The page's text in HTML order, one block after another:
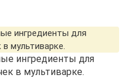
ингредиенты для
в мультиварке.